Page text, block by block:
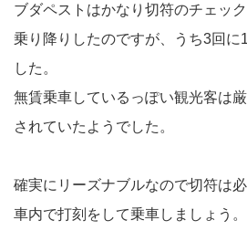
ブダペストはかなり切符のチェッ
乗り降りしたのですが、うち3回に
した。
無賃乗車しているっぽい観光客は
されていたようでした。
確実にリーズナブルなので切符は
車内で打刻をして乗車しましょう。